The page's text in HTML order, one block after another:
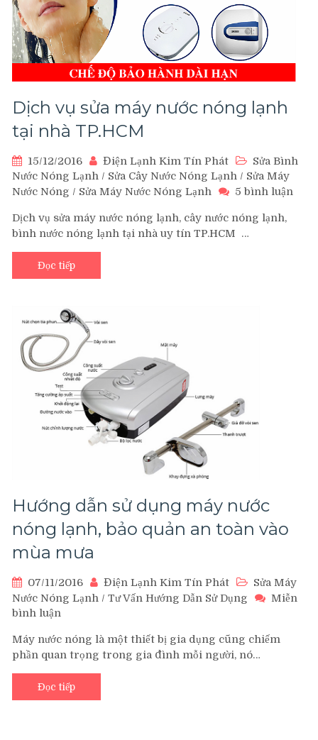
Dịch vụ sửa máy nước nóng lạnh
tại nhà TP.HCM
15/12/2016 Điện Lạnh Kim Tín Phát
Sửa Bình
Nước Nóng Lạnh / Sửa Cây Nước Nóng Lạnh / Sửa Máy
Nước Nóng / Sửa Máy Nước Nóng Lạnh 5 bình luận
Dịch vụ sửa máy nước nóng lạnh, cây nước nóng lạnh,
bình nước nóng lạnh tại nhà uy tín TP.HCM …
Đọc tiếp
Hướng dẫn sử dụng máy nước
nóng lạnh, bảo quản an toàn vào
mùa mưa
07/11/2016 Điện Lạnh Kim Tín Phát
Sửa Máy
Nước Nóng Lạnh / Tư Vấn Hướng Dẫn Sử Dụng
Miễn
bình luận
dẫn
sử
dụng
máy
nước
Máy nước nóng là một thiết bị gia dụng cũng chiếm
phần quan trọng trong gia đình mỗi người, nó…
Đọc tiếp